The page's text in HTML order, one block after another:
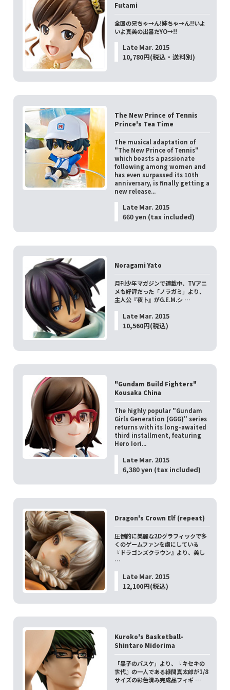
Futami
全国の兄ちゃ→ん!姉ちゃ→ん!!いよ
いよ真美の出番だYO→!!
Late Mar. 2015
10,780円(税込・送料別)
The New Prince of Tennis
Prince's Tea Time
The musical adaptation of
"The New Prince of Tennis"
which boasts a passionate
following among women and
has even surpassed its 10th
anniversary, is finally getting a
new release...
Late Mar. 2015
660 yen (tax included)
Noragami Yato
月刊少年マガジンで連載中、TVアニ
メも好評だった「ノラガミ」より、
主人公『夜卜』がG.E.M.シ …
Late Mar. 2015
10,560円(税込)
"Gundam Build Fighters"
Kousaka China
The highly popular "Gundam
Girls Generation (GGG)" series
returns with its long-awaited
third installment, featuring
Hero Iori...
Late Mar. 2015
6,380 yen (tax included)
Dragon's Crown Elf (repeat)
圧倒的に美麗な2Dグラフィックで多
くのゲームファンを虜にしている
『ドラゴンズクラウン』より、美し
…
Late Mar. 2015
12,100円(税込)
Kuroko's Basketball-
Shintaro Midorima
「黒子のバスケ」より、『キセキの
世代』の一人である緑間真太郎が1/8
サイズの彩色済み完成品フィギ …